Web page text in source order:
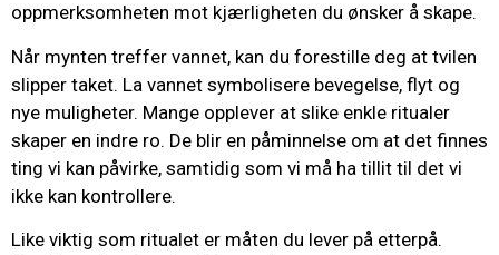
oppmerksomheten mot kjærligheten du ønsker å skape.
Når mynten treffer vannet, kan du forestille deg at tvilen
slipper taket. La vannet symbolisere bevegelse, flyt og
nye muligheter. Mange opplever at slike enkle ritualer
skaper en indre ro. De blir en påminnelse om at det finnes
ting vi kan påvirke, samtidig som vi må ha tillit til det vi
ikke kan kontrollere.
Like viktig som ritualet er måten du lever på etterpå.